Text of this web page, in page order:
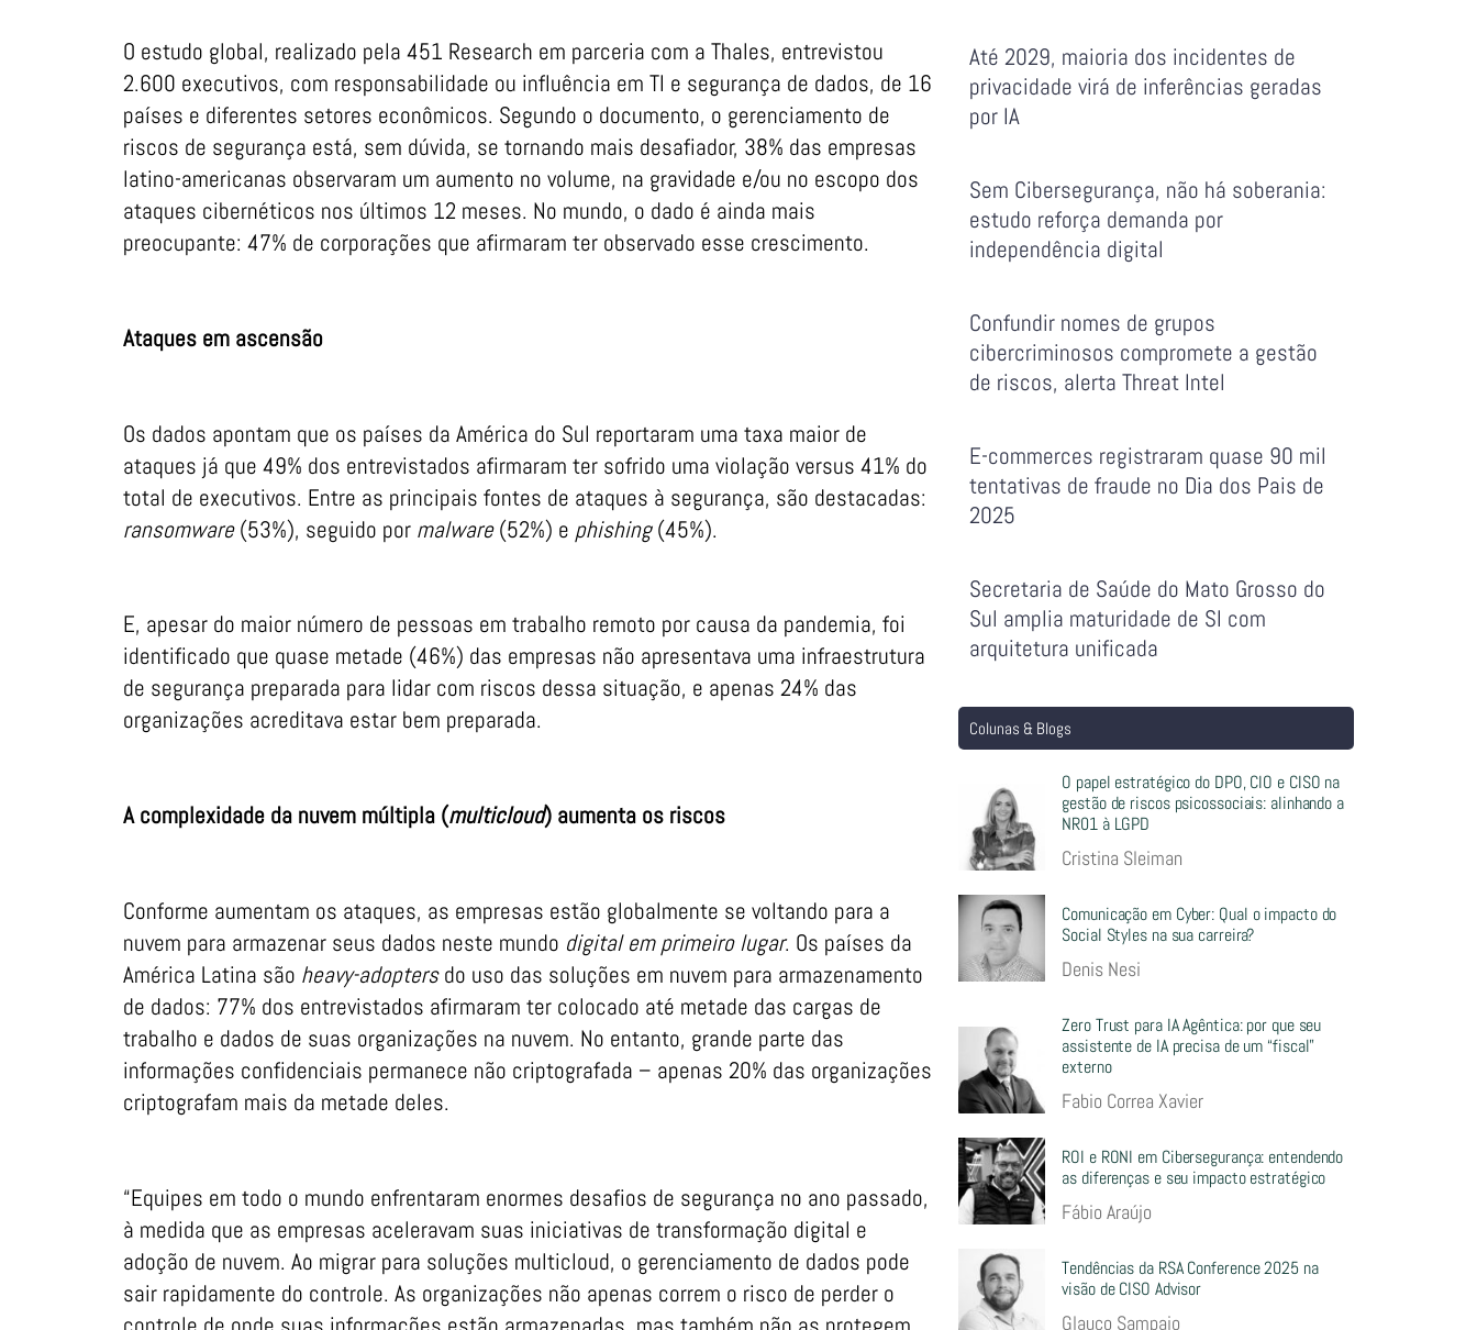
O estudo global, realizado pela 451 Research em parceria com a Thales, entrevistou
2.600 executivos, com responsabilidade ou influência em TI e segurança de dados, de 16
países e diferentes setores econômicos. Segundo o documento, o gerenciamento de
riscos de segurança está, sem dúvida, se tornando mais desafiador, 38% das empresas
latino-americanas observaram um aumento no volume, na gravidade e/ou no escopo dos
ataques cibernéticos nos últimos 12 meses. No mundo, o dado é ainda mais
preocupante: 47% de corporações que afirmaram ter observado esse crescimento.
Ataques em ascensão
Os dados apontam que os países da América do Sul reportaram uma taxa maior de
ataques já que 49% dos entrevistados afirmaram ter sofrido uma violação versus 41% do
total de executivos. Entre as principais fontes de ataques à segurança, são destacadas:
ransomware(53%), seguido por malware(52%) e phishing(45%).
E, apesar do maior número de pessoas em trabalho remoto por causa da pandemia, foi
identificado que quase metade (46%) das empresas não apresentava uma infraestrutura
de segurança preparada para lidar com riscos dessa situação, e apenas 24% das
organizações acreditava estar bem preparada.
A complexidade da nuvem múltipla (multicloud) aumenta os riscos
Conforme aumentam os ataques, as empresas estão globalmente se voltando para a
nuvem para armazenar seus dados neste mundo digital em primeiro lugar. Os países da
América Latina são heavy-adoptersdo uso das soluções em nuvem para armazenamento
de dados: 77% dos entrevistados afirmaram ter colocado até metade das cargas de
trabalho e dados de suas organizações na nuvem. No entanto, grande parte das
informações confidenciais permanece não criptografada – apenas 20% das organizações
criptografam mais da metade deles.
“Equipes em todo o mundo enfrentaram enormes desafios de segurança no ano passado,
à medida que as empresas aceleravam suas iniciativas de transformação digital e
adoção de nuvem. Ao migrar para soluções multicloud, o gerenciamento de dados pode
sair rapidamente do controle. As organizações não apenas correm o risco de perder o
Até 2029, maioria dos incidentes de
privacidade virá de inferências geradas
por IA
Sem Cibersegurança, não há soberania:
estudo reforça demanda por
independência digital
Confundir nomes de grupos
cibercriminosos compromete a gestão
de riscos, alerta Threat Intel
E-commerces registraram quase 90 mil
tentativas de fraude no Dia dos Pais de
2025
Secretaria de Saúde do Mato Grosso do
Sul amplia maturidade de SI com
arquitetura unificada
Colunas & Blogs
O papel estratégico do DPO, CIO e CISO na
gestão de riscos psicossociais: alinhando a
NR01 à LGPD
Cristina Sleiman
Comunicação em Cyber: Qual o impacto do
Social Styles na sua carreira?
Denis Nesi
Zero Trust para IA Agêntica: por que seu
assistente de IA precisa de um “fiscal”
externo
Fabio Correa Xavier
ROI e RONI em Cibersegurança: entendendo
as diferenças e seu impacto estratégico
Fábio Araújo
Tendências da RSA Conference 2025 na
visão de CISO Advisor
Glauco Sampaio